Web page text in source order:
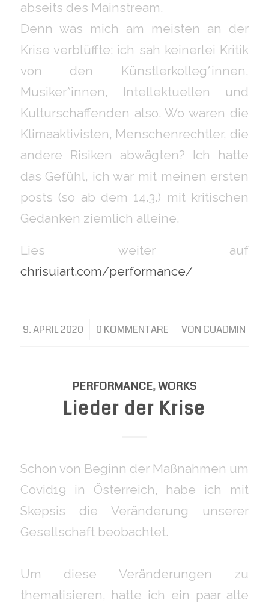
abseits des Mainstream.
Denn was mich am meisten an der
Krise verblüffte: ich sah keinerlei Kritik
von den Künstlerkolleg*innen,
Musiker*innen, Intellektuellen und
Kulturschaffenden also. Wo waren die
Klimaaktivisten, Menschenrechtler, die
andere Risiken abwägten? Ich hatte
das Gefühl, ich war mit meinen ersten
posts (so ab dem 14.3.) mit kritischen
Gedanken ziemlich alleine.
Lies weiter auf
chrisuiart.com/performance/
9. APRIL 2020
/ 0 KOMMENTARE
/ VON CUADMIN
PERFORMANCE,WORKS
Lieder der Krise
Schon von Beginn der Maßnahmen um
Covid19 in Österreich, habe ich mit
Skepsis die Veränderung unserer
Gesellschaft beobachtet.
Um diese Veränderungen zu
thematisieren, hatte ich ein paar alte